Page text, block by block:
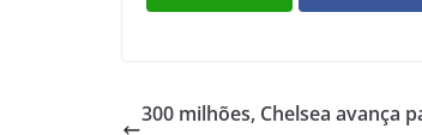
300 milhões, Chelsea avança